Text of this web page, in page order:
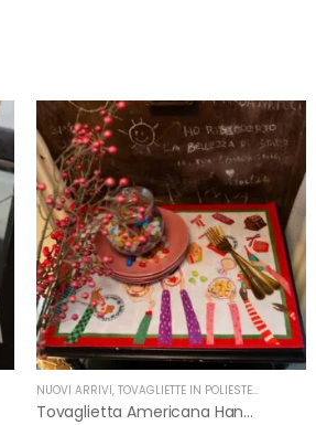
,TESSITURA TOSCANA TELERIE
NUOVI ARRIVI, TOVAGLIETTE IN POLIESTERE
Tovaglietta Americana Hands On Christmas Set Di 2 Di Tessitura Toscana Telerie